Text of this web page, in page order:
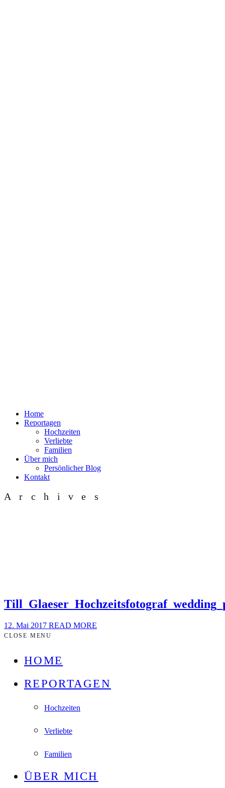
Home
Reportagen
Hochzeiten
Verliebte
Familien
Über mich
Persönlicher Blog
Kontakt
Archives
12. Mai 2017 READ MORE
CLOSE MENU
HOME
REPORTAGEN
Hochzeiten
Verliebte
Familien
ÜBER MICH